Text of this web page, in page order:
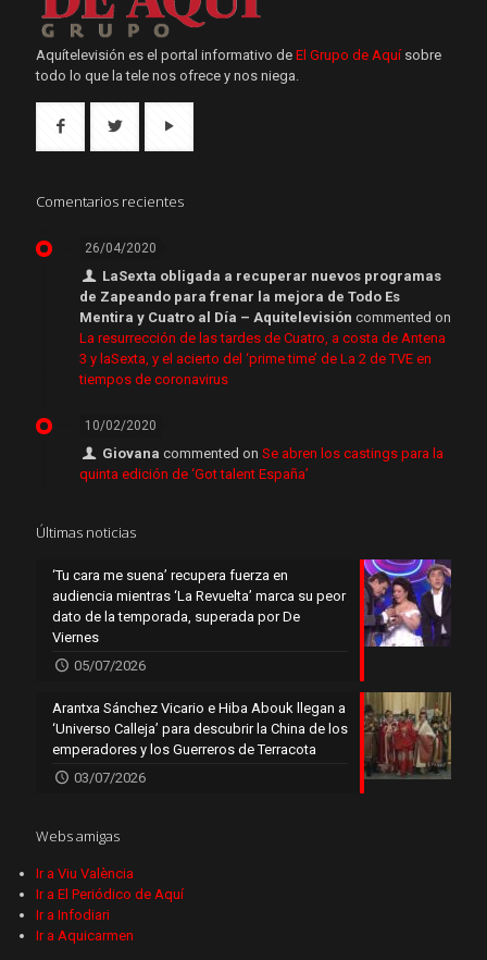
Aquítelevisión es el portal informativo de El Grupo de Aquí sobre
todo lo que la tele nos ofrece y nos niega.
Comentarios recientes
26/04/2020
LaSexta obligada a recuperar nuevos programas
de Zapeando para frenar la mejora de Todo Es
Mentira y Cuatro al Día – Aquitelevisión commented on
La resurrección de las tardes de Cuatro, a costa de Antena
3 y laSexta, y el acierto del ‘prime time’ de La 2 de TVE en
tiempos de coronavirus
10/02/2020
Giovana commented onSe abren los castings para la
quinta edición de ‘Got talent España’
Últimas noticias
‘Tu cara me suena’ recupera fuerza en
audiencia mientras ‘La Revuelta’ marca su peor
dato de la temporada, superada por De
Viernes
05/07/2026
Arantxa Sánchez Vicario e Hiba Abouk llegan a
‘Universo Calleja’ para descubrir la China de los
emperadores y los Guerreros de Terracota
03/07/2026
Webs amigas
Ir a Viu València
Ir a El Periódico de Aquí
Ir a Infodiari
Ir a Aquicarmen